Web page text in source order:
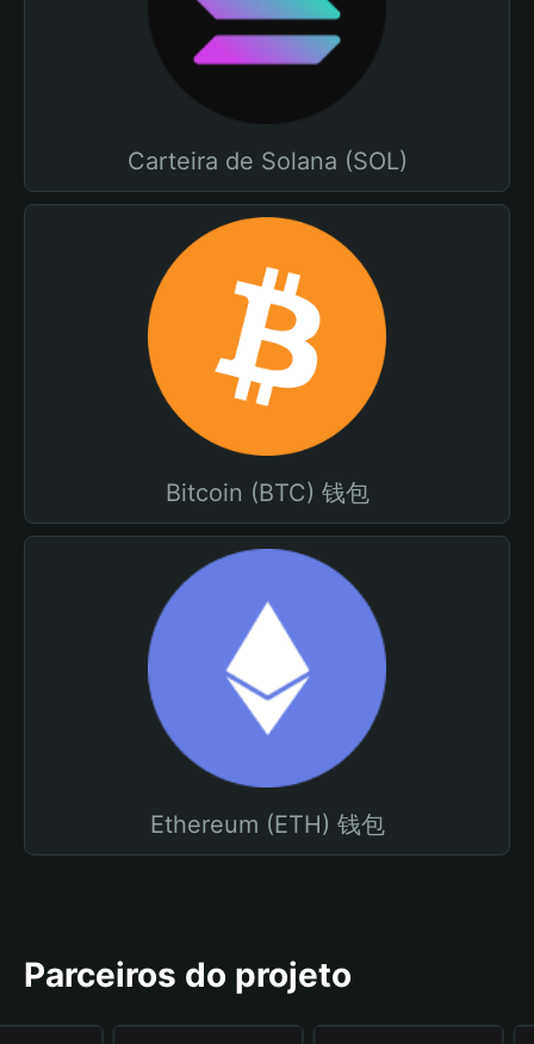
Carteira de Solana (SOL)
Bitcoin (BTC) 钱包
Ethereum (ETH) 钱包
Parceiros do projeto